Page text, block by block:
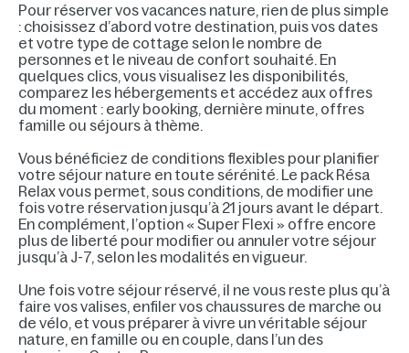
Pour réserver vos vacances nature, rien de plus simple
: choisissez d’abord votre destination, puis vos dates
et votre type de cottage selon le nombre de
personnes et le niveau de confort souhaité. En
quelques clics, vous visualisez les disponibilités,
comparez les hébergements et accédez aux offres
du moment : early booking, dernière minute, offres
famille ou séjours à thème.
Vous bénéficiez de conditions flexibles pour planifier
votre séjour nature en toute sérénité. Le pack Résa
Relax vous permet, sous conditions, de modifier une
fois votre réservation jusqu’à 21 jours avant le départ.
En complément, l’option « Super Flexi » offre encore
plus de liberté pour modifier ou annuler votre séjour
jusqu’à J-7, selon les modalités en vigueur.
Une fois votre séjour réservé, il ne vous reste plus qu’à
faire vos valises, enfiler vos chaussures de marche ou
de vélo, et vous préparer à vivre un véritable séjour
nature, en famille ou en couple, dans l’un des